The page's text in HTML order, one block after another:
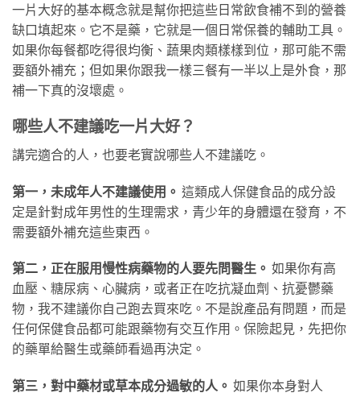
一片大好的基本概念就是幫你把這些日常飲食補不到的營養
缺口填起來。它不是藥，它就是一個日常保養的輔助工具。
如果你每餐都吃得很均衡、蔬果肉類樣樣到位，那可能不需
要額外補充；但如果你跟我一樣三餐有一半以上是外食，那
補一下真的沒壞處。
哪些人不建議吃一片大好？
講完適合的人，也要老實說哪些人不建議吃。
第一，未成年人不建議使用。 這類成人保健食品的成分設
定是針對成年男性的生理需求，青少年的身體還在發育，不
需要額外補充這些東西。
第二，正在服用慢性病藥物的人要先問醫生。 如果你有高
血壓、糖尿病、心臟病，或者正在吃抗凝血劑、抗憂鬱藥
物，我不建議你自己跑去買來吃。不是說產品有問題，而是
任何保健食品都可能跟藥物有交互作用。保險起見，先把你
的藥單給醫生或藥師看過再決定。
第三，對中藥材或草本成分過敏的人。 如果你本身對人